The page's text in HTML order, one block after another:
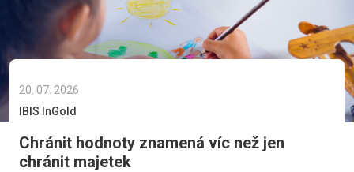
20. 07. 2026
IBIS InGold
Chránit hodnoty znamená víc než jen
chránit majetek